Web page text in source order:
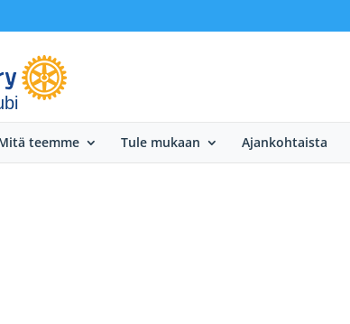
teemme Tule mukaan Ajankohtaista